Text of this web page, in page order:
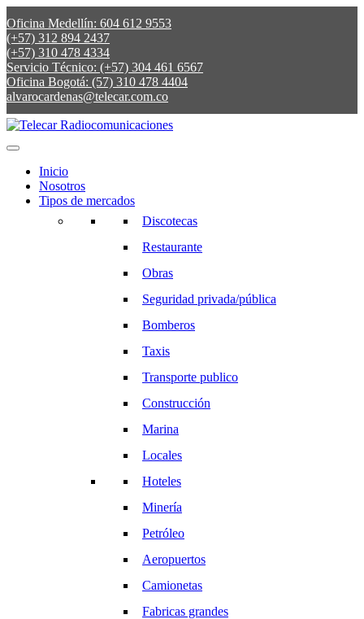
Oficina Medellín: 604 612 9553
(+57) 312 894 2437
(+57) 310 478 4334
Servicio Técnico: (+57) 304 461 6567
Oficina Bogotá: (57) 310 478 4404
alvarocardenas@telecar.com.co
Inicio
Nosotros
Tipos de mercados
Discotecas
Restaurante
Obras
Seguridad privada/pública
Bomberos
Taxis
Transporte publico
Construcción
Marina
Locales
Hoteles
Minería
Petróleo
Aeropuertos
Camionetas
Fabricas grandes